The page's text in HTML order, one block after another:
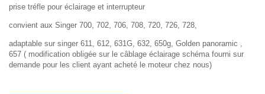
prise tréfle pour éclairage et interrupteur
convient aux Singer 700, 702, 706, 708, 720, 726, 728,
adaptable sur singer 611, 612, 631G, 632, 650g, Golden panoramic ,
657 ( modification obligée sur le câblage éclairage schéma fourni sur
demande pour les client ayant acheté le moteur chez nous)